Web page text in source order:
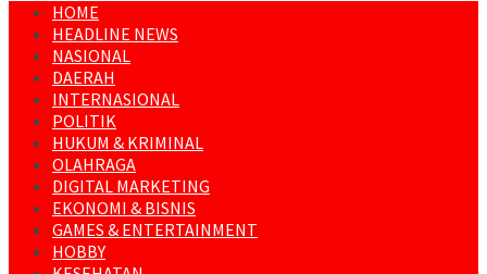
HOME
HEADLINE NEWS
NASIONAL
DAERAH
INTERNASIONAL
POLITIK
HUKUM & KRIMINAL
OLAHRAGA
DIGITAL MARKETING
EKONOMI & BISNIS
GAMES & ENTERTAINMENT
HOBBY